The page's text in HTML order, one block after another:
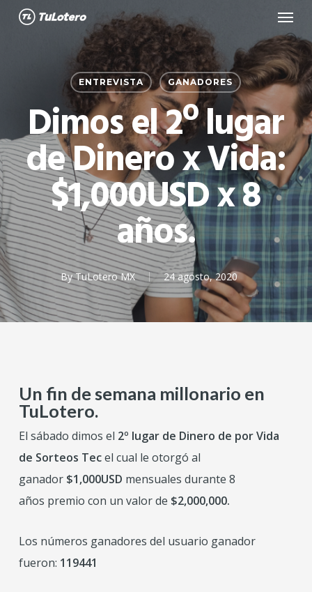
Skip
Menu
ENTREVISTA GANADORES
Dimos el 2º lugar
de Dinero x Vida:
$1,000USD x 8
años.
By TuLotero MX 24 agosto, 2020
Un fin de semana millonario en
TuLotero.
El sábado dimos el 2º lugar de Dinero de por Vida
de Sorteos Tecel cual le otorgó al
ganador $1,000USD mensuales durante 8
años premio con un valor de $2,000,000.
Los números ganadores del usuario ganador
fueron: 119441